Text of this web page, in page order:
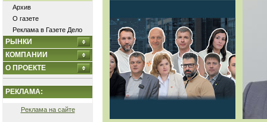
Архив
О газете
Реклама в Газете Дело
РЫНКИ
КОМПАНИИ
О ПРОЕКТЕ
РЕКЛАМА:
Реклама на сайте